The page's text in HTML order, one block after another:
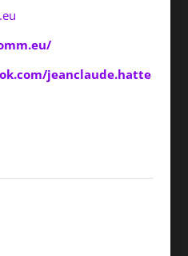
jeanclaude.hatte